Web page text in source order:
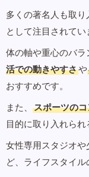
多くの著名人も取
として注目されてい
体の軸や重心のバラ
活での動きやすさや
おすすめです。
また、
スポーツの
目的に取り入れられ
女性専用スタジオ
ど、ライフスタイル